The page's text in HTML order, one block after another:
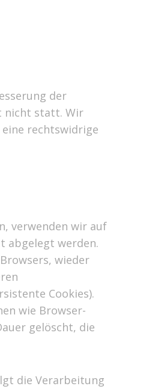
der
nicht statt. Wir
rechtswidrige
verwenden wir auf
abgelegt werden.
wieder
Cookies).
wie Browser-
gelöscht, die
die Verarbeitung